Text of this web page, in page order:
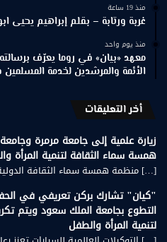
منذ 19 ساعة
غربة ورتابة – بقلم إبراهيم يحيى
منذ يوم واحد
معهد «بيان» في روما يعرّف
الأئمة والمرشدين لخدمة المسلمين
أخر التعليقات
همسة سماء الثقافة لتنمية المرأة
[…] منظمة همسة سماء الثقافة
"كيان" تشارك بركن تعريفي في
التطوع بجامعة الملك سعود ويتم
لتنمية المرأة والطفل